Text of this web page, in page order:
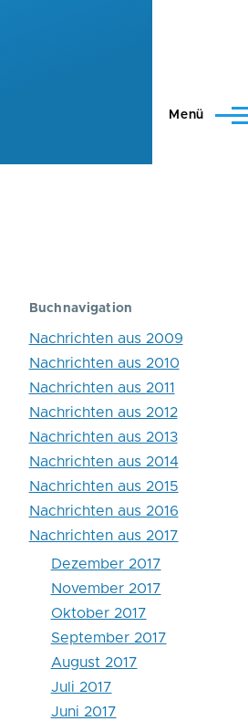
Menü
Buchnavigation
Nachrichten aus 2009
Nachrichten aus 2010
Nachrichten aus 2011
Nachrichten aus 2012
Nachrichten aus 2013
Nachrichten aus 2014
Nachrichten aus 2015
Nachrichten aus 2016
Nachrichten aus 2017
Dezember 2017
November 2017
Oktober 2017
September 2017
August 2017
Juli 2017
Juni 2017